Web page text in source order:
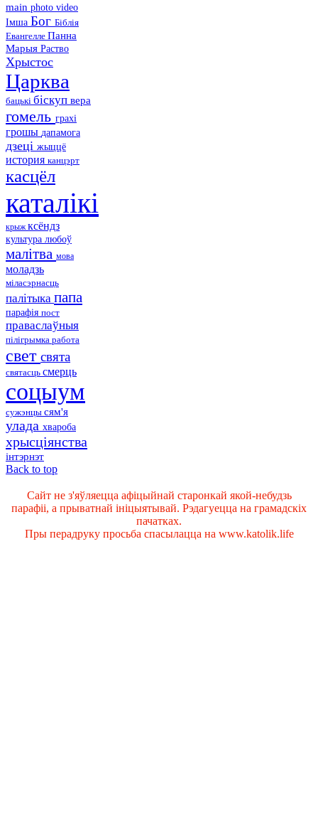
main photo video
Імша Бог Біблія
Евангелле Панна
Марыя Раство
Хрыстос
Царква
бацькі біскуп вера
гомель грахі
грошы дапамога
дзеці жыццё
история канцэрт
касцёл
каталікі
крыжксёндз
культура любоў
малітва мова
моладзь
міласэрнасць
палітыка папа
парафія пост
праваслаўныя
пілігрымка работа
свет свята
святасць смерць
соцыум
сужэнцы сям'я
улада хвароба
хрысціянства
інтэрнэт
Back to top
Сайт не з'яўляецца афіцыйнай старонкай якой-небудзь
парафіі, а прыватнай ініцыятывай. Рэдагуецца на грамадскіх
пачатках.
Пры перадруку просьба спасылацца на www.katolik.life